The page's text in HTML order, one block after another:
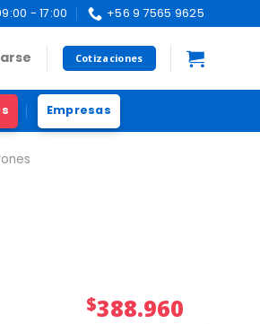
- 17:00 +56 9 7565 9625
Cotizaciones
Empresas
$388.960